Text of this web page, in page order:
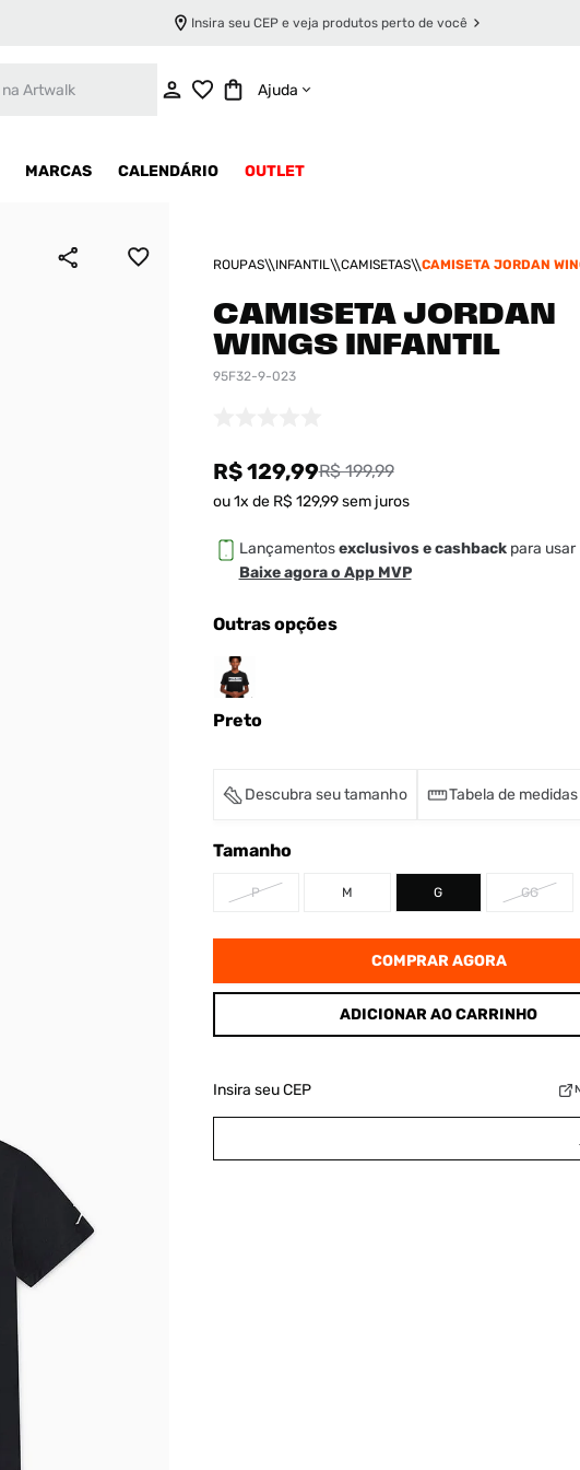
Insira seu CEP e veja produtos perto de você
Ajuda
MARCAS CALENDÁRIO OUTLET
ROUPAS INFANTIL CAMISETAS CAMISETA JORDAN
CAMISETA JORDAN
WINGS INFANTIL
95F32-9-023
R$ 129,99R$ 199,99
ou1x de R$ 129,99sem juros
Lançamentosexclusivos e cashbackpara usar
Baixe agora o App MVP
Outras opções
Preto
Descubra seu tamanho Tabela de medidas
Tamanho
P M G GG
COMPRAR AGORA
ADICIONAR AO CARRINHO
Insira seu CEP